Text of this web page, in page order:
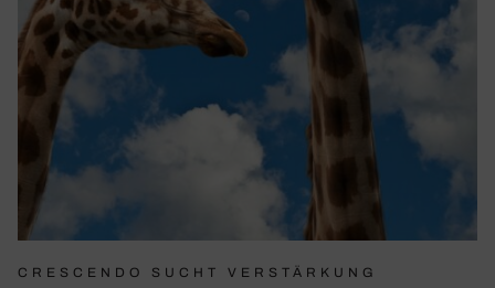
CRESCENDO SUCHT VERSTÄRKUNG